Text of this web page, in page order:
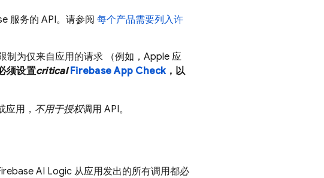
服务的 API。请参阅 每个产品需要列入许
制为仅来自应用的请求 （例如，Apple 应
须设置critical Firebase App Check，以
用， 不用于授权调用 API。
AI Logic 从应用发出的所有调用都必